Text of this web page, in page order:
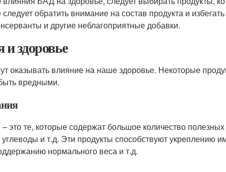
обратить внимание на состав продукта и
и другие неблагоприятные добавки.
здоровье
оказывать влияние на наше здоровье. Некоторые
вредными.
это те, которые содержат большое количество полезных
и т.д. Эти продукты способствуют укреплению
нормального веса и т.д.